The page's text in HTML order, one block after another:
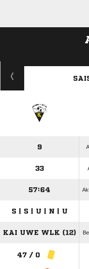
9
33
57:64
S | S | U | N | U
KAI UWE WLK (12)
47 / 0